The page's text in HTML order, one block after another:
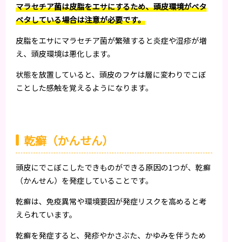
マラセチア菌は皮脂をエサにするため、頭皮環境がベタ
ベタしている場合は注意が必要です。
皮脂をエサにマラセチア菌が繁殖すると炎症や湿疹が増
え、頭皮環境は悪化します。
状態を放置していると、頭皮のフケは層に変わりでこぼ
ことした感触を覚えるようになります。
乾癬（かんせん）
頭皮にでこぼこしたできものができる原因の1つが、乾癬
（かんせん）を発症していることです。
乾癬は、免疫異常や環境要因が発症リスクを高めると考
えられています。
乾癬を発症すると、発疹やかさぶた、かゆみを伴うため